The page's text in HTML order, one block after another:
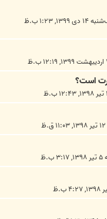
دی ۱۳۹۹, ۱:۲۳ ب.ظ
است؟